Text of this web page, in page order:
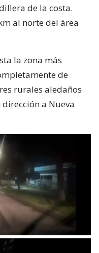
de la costa.
al norte del área
la zona más
de
rurales aledaños
a Nueva